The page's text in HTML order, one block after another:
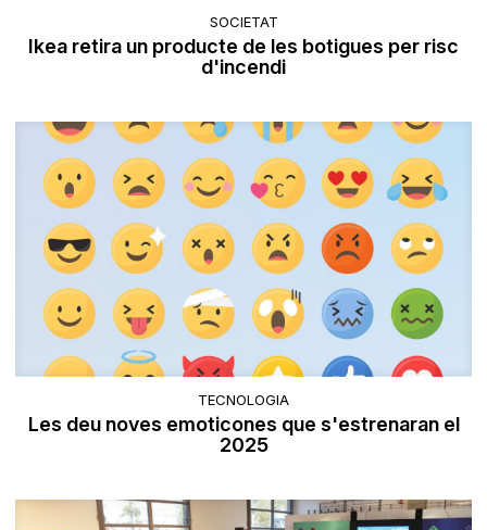
SOCIETAT
Ikea retira un producte de les botigues per risc
d'incendi
TECNOLOGIA
Les deu noves emoticones que s'estrenaran el
2025